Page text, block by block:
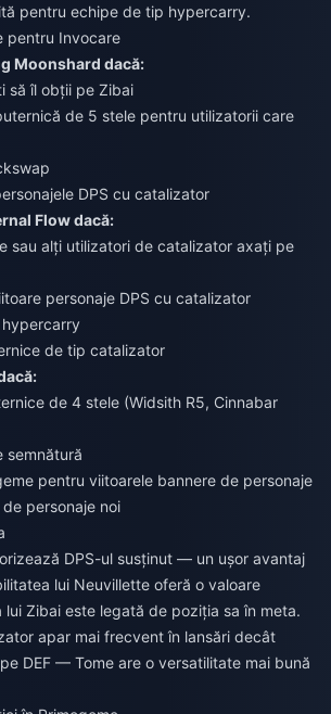
pentru echipe de tip hypercarry.
pentru Invocare
Moonshard dacă:
să îl obții pe Zibai
de 5 stele pentru utilizatorii care
DPS cu catalizator
Flow dacă:
sau alți utilizatori de catalizator axați pe
personaje DPS cu catalizator
de tip catalizator
de 4 stele (Widsith R5, Cinnabar
semnătură
pentru viitoarele bannere de personaje
personaje noi
DPS-ul susținut — un ușor avantaj
lui Neuvillette oferă o valoare
lui Zibai este legată de poziția sa în meta.
apar mai frecvent în lansări decât
DEF — Tome are o versatilitate mai bună